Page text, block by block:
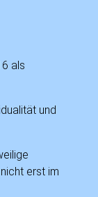
als
und
erst im